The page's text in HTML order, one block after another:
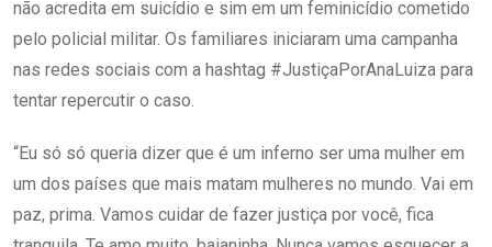
não acredita em suicídio e sim em um feminicídio cometido
pelo policial militar. Os familiares iniciaram uma campanha
nas redes sociais com a hashtag #JustiçaPorAnaLuiza para
tentar repercutir o caso.
“Eu só só queria dizer que é um inferno ser uma mulher em
um dos países que mais matam mulheres no mundo. Vai em
paz, prima. Vamos cuidar de fazer justiça por você, fica